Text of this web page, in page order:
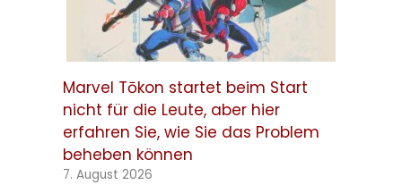
Marvel Tōkon startet beim Start
nicht für die Leute, aber hier
erfahren Sie, wie Sie das Problem
beheben können
7. August 2026